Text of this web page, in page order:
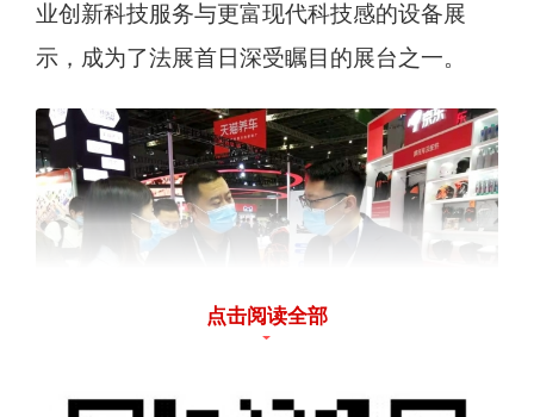
业创新科技服务与更富现代科技感的设备展
示，成为了法展首日深受瞩目的展台之一。
点击阅读全部